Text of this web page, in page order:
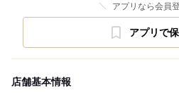
アプリなら会員
アプリで
店舗基本情報